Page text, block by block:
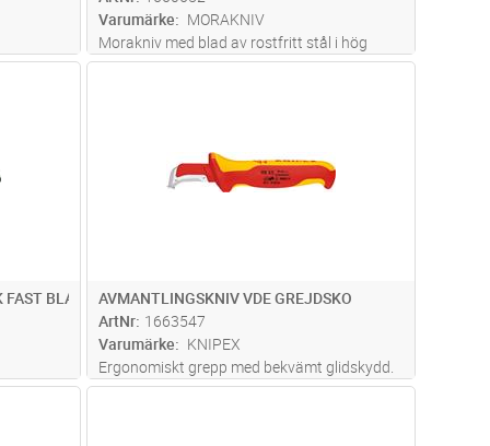
Varumärke
MORAKNIV
Morakniv med blad av rostfritt stål i hög
kvalite. Bästa valet vid arbete
BLAD
AVMANTLINGSKNIV VDE GREJDSKO
ArtNr 1663547
Varumärke
KNIPEX
Ergonomiskt grepp med bekvämt glidskydd.
Mer säkerhet genom halkfri mjukkomponent.